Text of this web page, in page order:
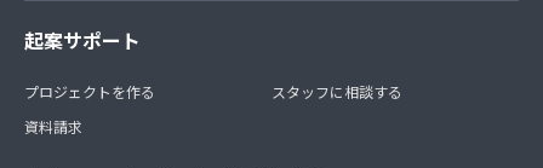
起案サポート
プロジェクトを作る
資料請求
スタッフに相談する